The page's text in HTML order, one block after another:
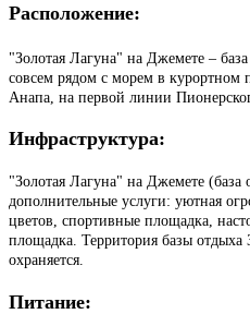
Расположение:
"Золотая Лагуна" на Джемете –
совсем рядом с морем в курортном
Анапа, на первой линии
Инфраструктура:
"Золотая Лагуна" на Джемете (база
дополнительные услуги: уютная
цветов, спортивные площадка,
площадка. Территория базы отдыха
охраняется.
Питание: